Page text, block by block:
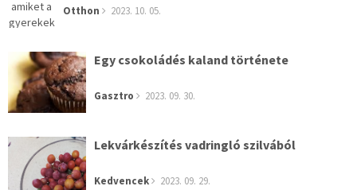
Otthon 2023. 10. 05.
Egy csokoládés kaland története
Gasztro 2023. 09. 30.
Lekvárkészítés vadringló szilvából
Kedvencek 2023. 09. 29.